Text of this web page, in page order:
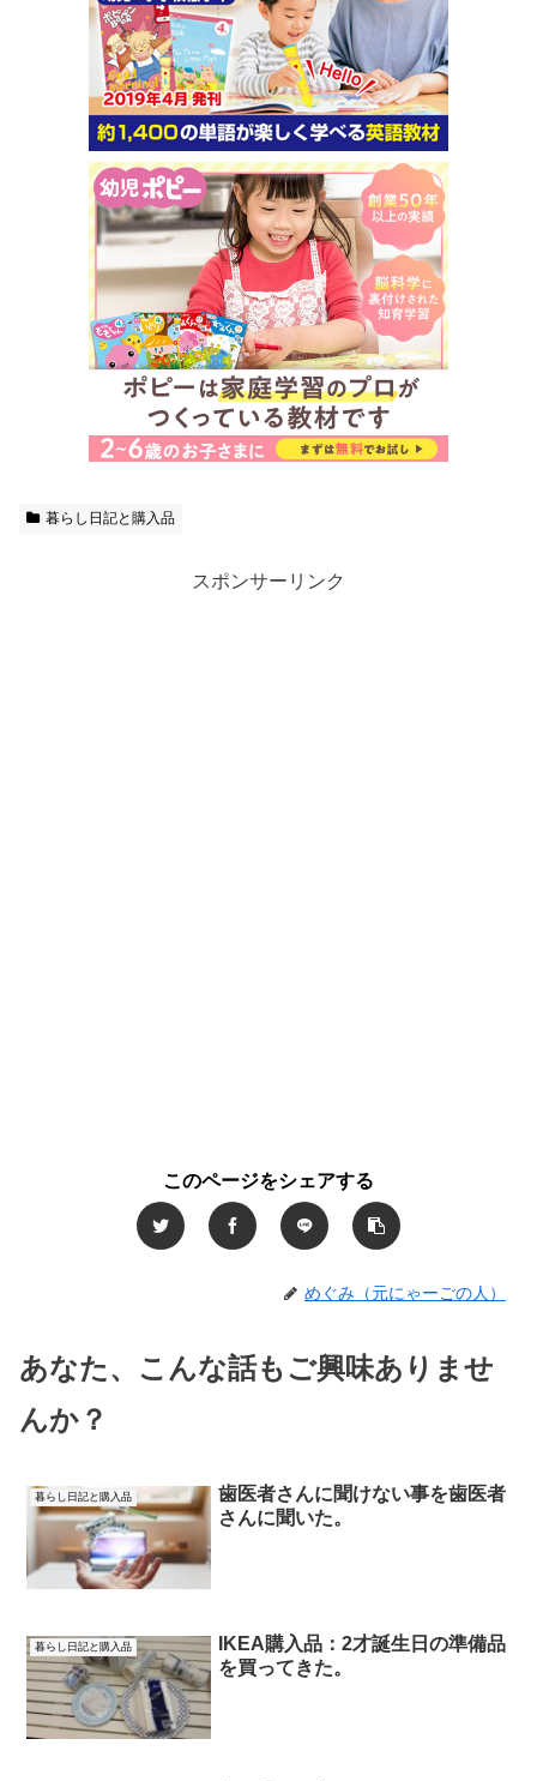
暮らし日記と購入品
スポンサーリンク
このページをシェアする
めぐみ（元にゃーごの人）
あなた、こんな話もご興味ありませ
んか？
暮らし日記と購入品
歯医者さんに聞けない事を歯医者
さんに聞いた。
暮らし日記と購入品
IKEA購入品：2才誕生日の準備品
を買ってきた。